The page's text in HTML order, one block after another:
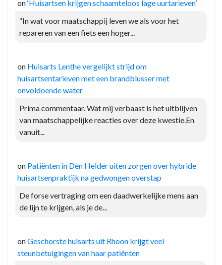
on‘Huisartsen krijgen schaamteloos lage uurtarieven’
“In wat voor maatschappij leven we als voor het
repareren van een fiets een hoger...
on Huisarts Lenthe vergelijkt strijd om
huisartsentarieven met een brandblusser met
onvoldoende water
Prima commentaar. Wat mij verbaast is het uitblijven
van maatschappelijke reacties over deze kwestie.En
vanuit...
on Patiënten in Den Helder uiten zorgen over hybride
huisartsenpraktijk na gedwongen overstap
De forse vertraging om een daadwerkelijke mens aan
de lijn te krijgen, als je de...
onGeschorste huisarts uit Rhoon krijgt veel
steunbetuigingen van haar patiënten